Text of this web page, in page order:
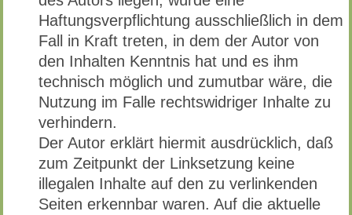
Haftungsverpflichtung ausschließlich in dem
Fall in Kraft treten, in dem der Autor von
den Inhalten Kenntnis hat und es ihm
technisch möglich und zumutbar wäre, die
Nutzung im Falle rechtswidriger Inhalte zu
verhindern.
Der Autor erklärt hiermit ausdrücklich, daß
zum Zeitpunkt der Linksetzung keine
illegalen Inhalte auf den zu verlinkenden
Seiten erkennbar waren. Auf die aktuelle